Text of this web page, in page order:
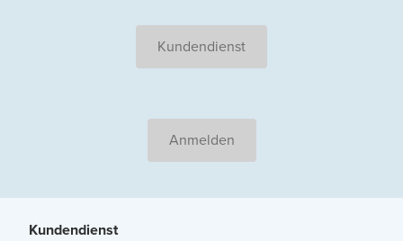
Kundendienst
Anmelden
Kundendienst